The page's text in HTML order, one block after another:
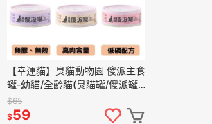
【幸運貓】臭貓動物園 傻派主食
罐-幼貓/全齡貓(臭貓罐/傻派罐/
臭貓主食罐)
$65
$59